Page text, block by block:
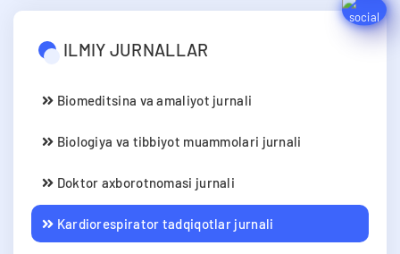
ILMIY JURNALLAR
Biomeditsina va amaliyot jurnali
Biologiya va tibbiyot muammolari jurnali
Doktor axborotnomasi jurnali
Kardiorespirator tadqiqotlar jurnali